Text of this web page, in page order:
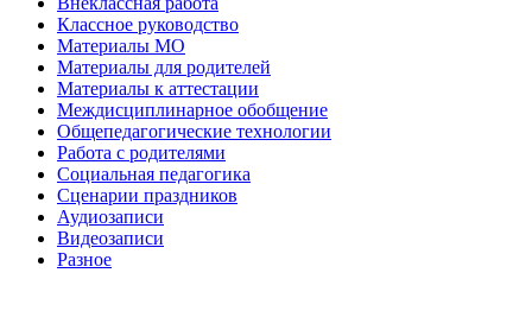
Классное руководство
Материалы МО
Материалы для родителей
Материалы к аттестации
Междисциплинарное обобщение
Общепедагогические технологии
Работа с родителями
Социальная педагогика
Сценарии праздников
Аудиозаписи
Видеозаписи
Разное